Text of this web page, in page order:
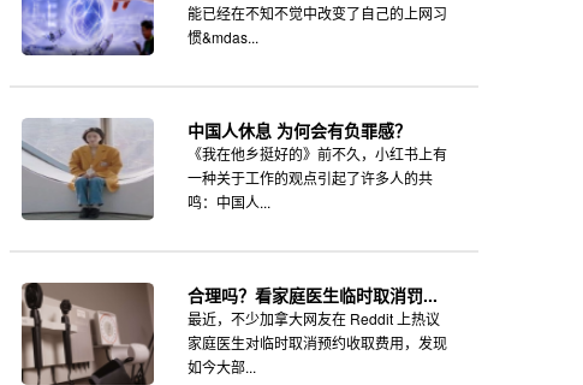
能已经在不知不觉中改变了自己的上网习
惯&mdas...
中国人休息 为何会有负罪感？
《我在他乡挺好的》前不久，小红书上有
一种关于工作的观点引起了许多人的共
鸣：中国人...
合理吗？看家庭医生临时取消罚...
最近，不少加拿大网友在 Reddit 上热议
家庭医生对临时取消预约收取费用，发现
如今大部...